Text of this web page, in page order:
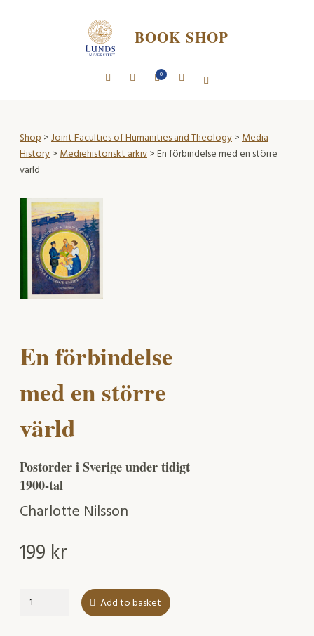
BOOK SHOP
0
Shop>Joint Faculties of Humanities and Theology>Media
History>Mediehistoriskt arkiv> En förbindelse med en större
värld
En förbindelse
med en större
värld
Postorder i Sverige under tidigt
1900-tal
Charlotte Nilsson
199 kr
Add to basket